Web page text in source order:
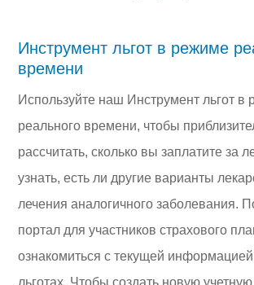
Инструмент льгот в режиме
времени
Используйте наш Инструмент льгот в
реального времени, чтобы
рассчитать, сколько вы заплатите за
узнать, есть ли другие варианты
лечения аналогичного заболевания.
портал для участников страхового
ознакомиться с текущей